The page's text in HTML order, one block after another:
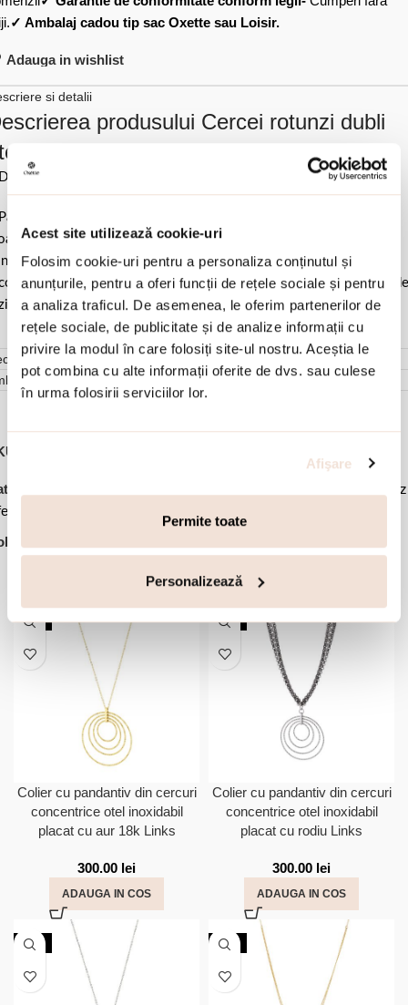
Acest site utilizează cookie-uri
Folosim cookie-uri pentru a personaliza conținutul și
anunțurile, pentru a oferi funcții de rețele sociale și pentru
a analiza traficul. De asemenea, le oferim partenerilor de
rețele sociale, de publicitate și de analize informații cu
privire la modul în care folosiți site-ul nostru. Aceștia le
pot combina cu alte informații oferite de dvs. sau culese
în urma folosirii serviciilor lor.
Afişare
Permite toate
Personalizează
✓ Ambalaj cadou tip sac Oxette sau Loisir.
Adauga in wishlist
si detalii
produsului Cercei rotunzi dubli
inoxidabil Links:
2.8 cm.
bijuteria in ambalajul original sau intr-un saculet de catifea
pentru a evita frecarea sau lovirea de alte materiale. Evitati
cu apa si produsele cosmetice. Dupa fiecare purtare este
sa o lustruiti cu o laveta curata pentru a evita depunerea de
(0)
Cercei
lunii
Accesorii din aceeasi colectie:
NOU
Colier cu pandantiv din cercuri
concentrice otel inoxidabil
placat cu aur 18k Links
300.00 lei
ADAUGA IN COS
NOU
Colier cu pandantiv din cercuri
concentrice otel inoxidabil
placat cu rodiu Links
300.00 lei
ADAUGA IN COS
NOU NOU